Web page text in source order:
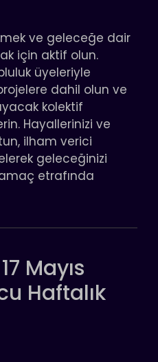
ve geleceğe dair
için aktif olun.
üyeleriyle
dahil olun ve
kolektif
Hayallerinizi ve
ilham verici
geleceğinizi
etrafında
Mayıs
Haftalık